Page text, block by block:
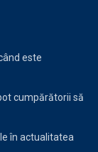
este
cumpărătorii să
în actualitatea